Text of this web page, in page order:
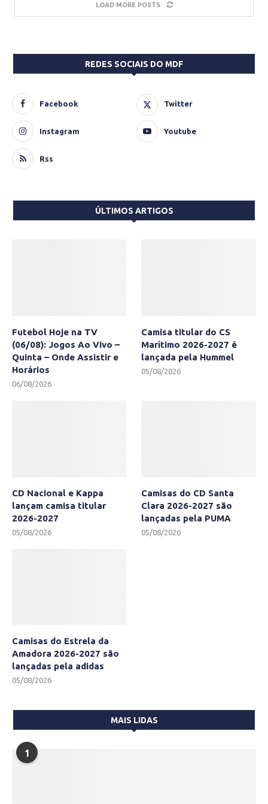
LOAD MORE POSTS
REDES SOCIAIS DO MDF
Facebook Twitter
Instagram Youtube
Rss
ÚLTIMOS ARTIGOS
Futebol Hoje na TV
(06/08): Jogos Ao Vivo –
Quinta – Onde Assistir e
Horários
06/08/2026
Camisa titular do CS
Marítimo 2026-2027 é
lançada pela Hummel
05/08/2026
CD Nacional e Kappa
lançam camisa titular
2026-2027
05/08/2026
Camisas do CD Santa
Clara 2026-2027 são
lançadas pela PUMA
05/08/2026
Camisas do Estrela da
Amadora 2026-2027 são
lançadas pela adidas
05/08/2026
MAIS LIDAS
1